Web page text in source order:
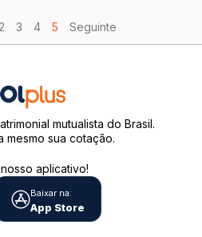
3 4 5 Seguinte
mutualista do Brasil.
mesmo sua cotação.
aplicativo!
Baixar na:
App Store